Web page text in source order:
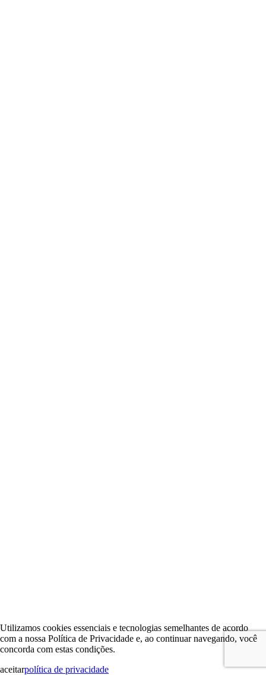
Utilizamos cookies essenciais e tecnologias semelhantes de acordo
com a nossa Política de Privacidade e, ao continuar navegando, você
concorda com estas condições.
aceitarpolítica de privacidade